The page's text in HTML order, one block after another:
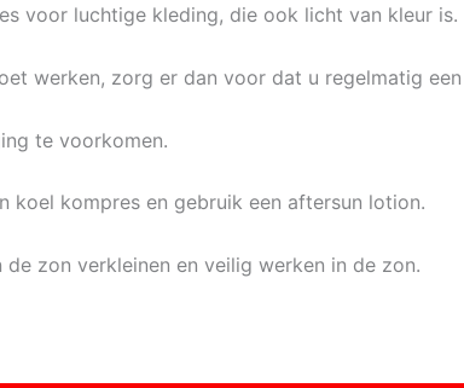
voor luchtige kleding, die ook licht van kleur is.
werken, zorg er dan voor dat u regelmatig
te voorkomen.
koel kompres en gebruik een aftersun lotion.
zon verkleinen en veilig werken in de zon.